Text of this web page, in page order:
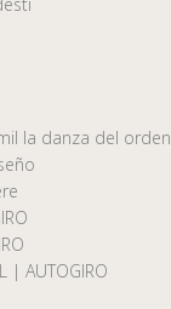
la danza del orden
| AUTOGIRO